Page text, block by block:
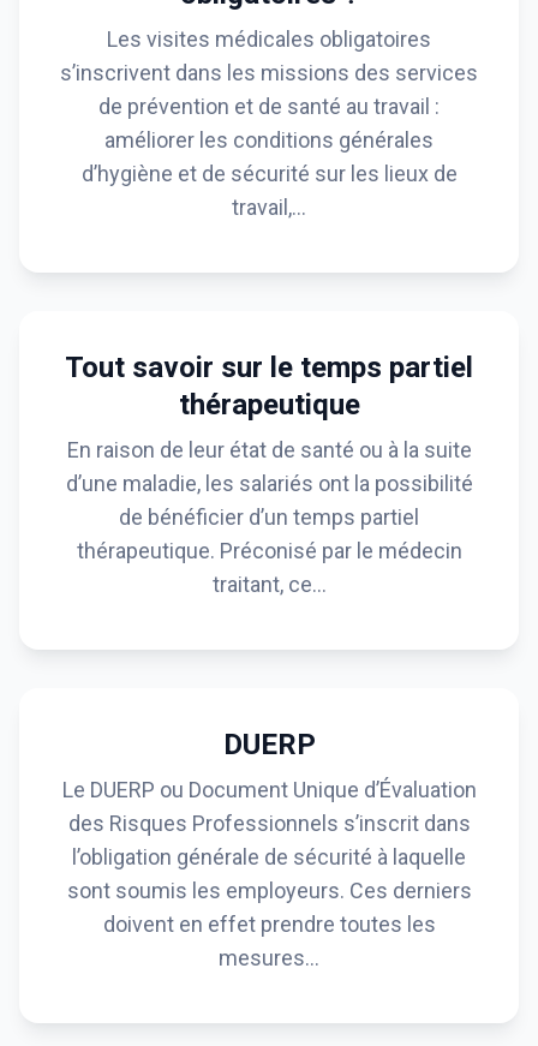
Les visites médicales obligatoires
s’inscrivent dans les missions des services
de prévention et de santé au travail :
améliorer les conditions générales
d’hygiène et de sécurité sur les lieux de
travail,…
Tout savoir sur le temps partiel
thérapeutique
En raison de leur état de santé ou à la suite
d’une maladie, les salariés ont la possibilité
de bénéficier d’un temps partiel
thérapeutique. Préconisé par le médecin
traitant, ce…
DUERP
Le DUERP ou Document Unique d’Évaluation
des Risques Professionnels s’inscrit dans
l’obligation générale de sécurité à laquelle
sont soumis les employeurs. Ces derniers
doivent en effet prendre toutes les
mesures…